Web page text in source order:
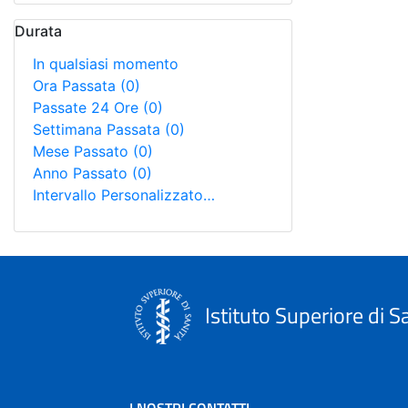
Durata
In qualsiasi momento
Ora Passata (0)
Passate 24 Ore (0)
Settimana Passata (0)
Mese Passato (0)
Anno Passato (0)
Intervallo Personalizzato…
Istituto Superiore di